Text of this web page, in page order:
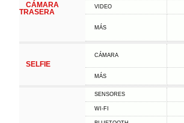
CÁMARA
TRASERA
VIDEO
MÁS
SELFIE
CÁMARA
MÁS
SENSORES
WI-FI